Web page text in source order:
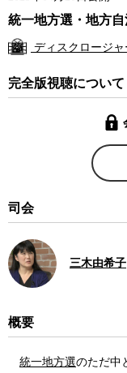
統一地方選・地方
ディスクロージャ
完全版視聴について
司会
三木由希子
概要
統一地方選のただ中